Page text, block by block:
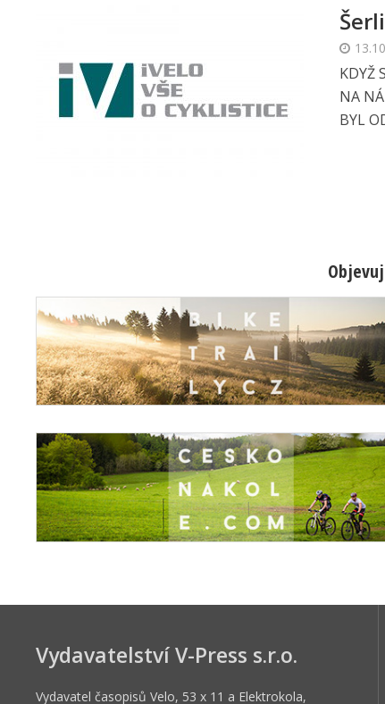
KDYŽ
NA
BYL
Vydavatelství V-Press s.r.o.
Vydavatel časopisů Velo, 53 x 11 a Elektrokola,